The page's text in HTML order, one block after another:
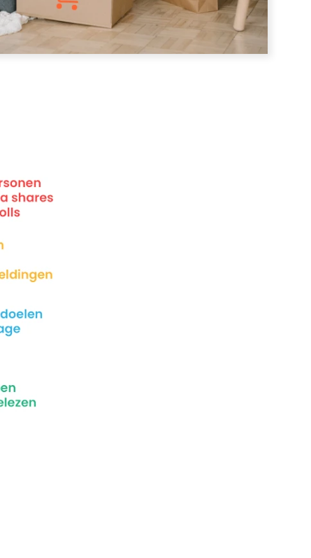
platformen, b-2-b bedrijven
cultuur-educatie
zorg-organisaties